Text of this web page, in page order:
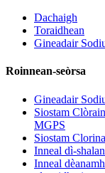
Dachaigh
Toraidhean
Gineadair
Roinnean-seòrsa
Gineadair
Siostam
MGPS
Siostam
Inneal dì-
Inneal